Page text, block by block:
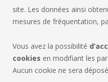
site. Les données ainsi
mesures de fréquentation,
Vous avez la possibilité
cookies en modifiant les
Aucun cookie ne sera